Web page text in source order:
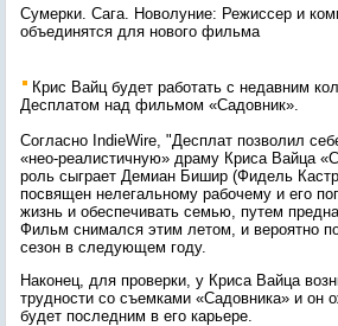
Сумерки. Сага. Новолуние: Режиссер и
объединятся для нового фильма
Крис Вайц будет работать с недавним
Десплатом над фильмом «Садовник».
Согласно IndieWire, "Десплат позволил
«нео-реалистичную» драму Криса Вайца
роль сыграет Демиан Бишир (Фидель
посвящен нелегальному рабочему и его
жизнь и обеспечивать семью, путем
Фильм снимался этим летом, и вероятно
сезон в следующем году.
Наконец, для проверки, у Криса Вайца
трудности со съемками «Садовника» и он
будет последним в его карьере.